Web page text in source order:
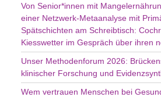
Von Senior*innen mit
einer Netzwerk-Metaanalyse mit
Spätschichten am Schreibtisch:
Kiesswetter im Gespräch über ihren
Unser Methodenforum 2026:
klinischer Forschung und
Wem vertrauen Menschen bei